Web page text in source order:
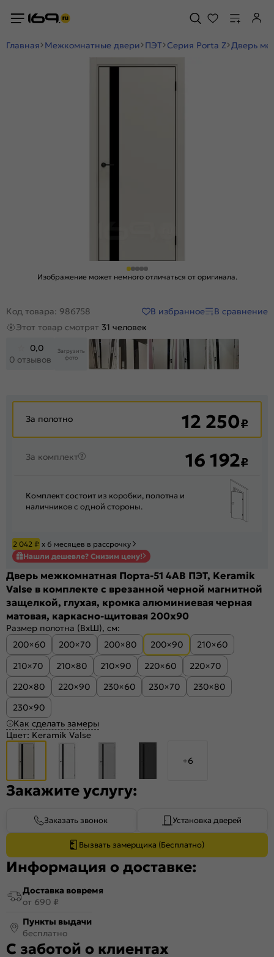
Главная Межкомнатные двери ПЭТ Серия Porta Z Дверь
Изображение может немного отличаться от оригинала.
Код товара: 986758 В избранное
В сравнение
Этот товар смотрят 31 человек
0,0
0 отзывов
Загрузить
фото
За полотно 12 250₽
За комплект 16 192₽
Комплект состоит из коробки, полотна и
наличников с одной стороны.
2 042 ₽ х 6 месяцев в рассрочку
Нашли дешевле? Снизим цену!
Дверь межкомнатная Порта-51 4AB ПЭТ, Keramik
Valse в комплекте с врезанной черной магнитной
защелкой, глухая, кромка алюминиевая черная
матовая, каркасно-щитовая 200x90
Размер полотна (ВхШ), см:
200×60
200×70 200×80 200×90
210×60
210×70
210×80 210×90 220×60
220×70
220×80
220×90 230×60 230×70
230×80
230×90
Как сделать замеры
Цвет: Keramik Valse
+6
Закажите услугу:
Заказать звонок Установка дверей
Вызвать замерщика (Бесплатно)
Информация о доставке:
Доставка вовремя
от 690 ₽
Пункты выдачи
бесплатно
С заботой о клиентах